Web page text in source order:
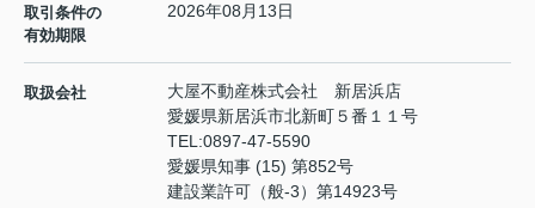
取引条件の
有効期限
2026年08月13日
取扱会社
大屋不動産株式会社 新居浜店
愛媛県新居浜市北新町５番１１号
TEL:0897-47-5590
愛媛県知事 (15) 第852号
建設業許可（般-3）第14923号